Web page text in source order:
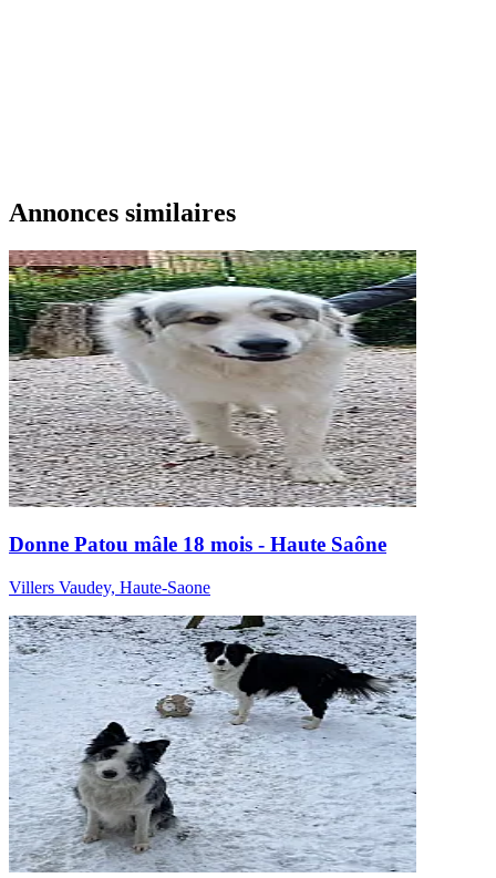
Annonces similaires
Donne Patou mâle 18 mois - Haute Saône
Villers Vaudey, Haute-Saone